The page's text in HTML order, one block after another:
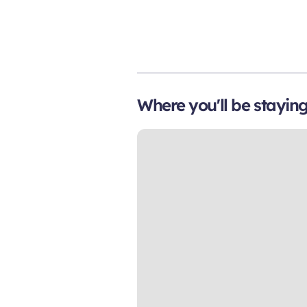
Where you'll be